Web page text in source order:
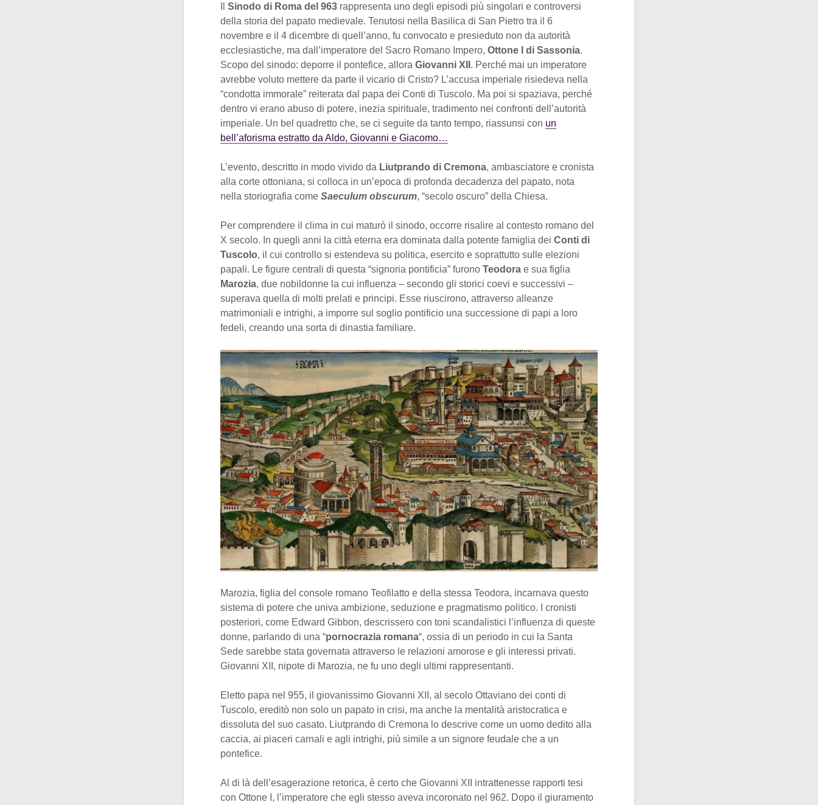
Sinodo di Roma del 963 rappresenta uno degli episodi più singolari e controversi
della storia del papato medievale. Tenutosi nella Basilica di San Pietro tra il 6
novembre e il 4 dicembre di quell’anno, fu convocato e presieduto non da autorità
ecclesiastiche, ma dall’imperatore del Sacro Romano Impero, Ottone I di Sassonia.
Scopo del sinodo: deporre il pontefice, allora Giovanni XII . Perché mai un imperatore
avrebbe voluto mettere da parte il vicario di Cristo? L’accusa imperiale risiedeva nella
“condotta immorale” reiterata dal papa dei Conti di Tuscolo. Ma poi si spaziava, perché
dentro vi erano abuso di potere, inezia spirituale, tradimento nei confronti dell’autorità
imperiale. Un bel quadretto che, se ci seguite da tanto tempo, riassunsi con un
bell’aforisma estratto da Aldo, Giovanni e Giacomo…
L’evento, descritto in modo vivido da Liutprando di Cremona, ambasciatore e cronista
alla corte ottoniana, si colloca in un’epoca di profonda decadenza del papato, nota
nella storiografia come Saeculum obscurum, “secolo oscuro” della Chiesa.
Per comprendere il clima in cui maturò il sinodo, occorre risalire al contesto romano del
X secolo. In quegli anni la città eterna era dominata dalla potente famiglia dei Conti di
Tuscolo, il cui controllo si estendeva su politica, esercito e soprattutto sulle elezioni
papali. Le figure centrali di questa “signoria pontificia” furono Teodora e sua figlia
Marozia, due nobildonne la cui influenza – secondo gli storici coevi e successivi –
superava quella di molti prelati e principi. Esse riuscirono, attraverso alleanze
matrimoniali e intrighi, a imporre sul soglio pontificio una successione di papi a loro
fedeli, creando una sorta di dinastia familiare.
Marozia, figlia del console romano Teofilatto e della stessa Teodora, incarnava questo
sistema di potere che univa ambizione, seduzione e pragmatismo politico. I cronisti
posteriori, come Edward Gibbon, descrissero con toni scandalistici l’influenza di queste
donne, parlando di una “pornocrazia romana“, ossia di un periodo in cui la Santa
Sede sarebbe stata governata attraverso le relazioni amorose e gli interessi privati.
Giovanni XII, nipote di Marozia, ne fu uno degli ultimi rappresentanti.
Eletto papa nel 955, il giovanissimo Giovanni XII, al secolo Ottaviano dei conti di
Tuscolo, ereditò non solo un papato in crisi, ma anche la mentalità aristocratica e
dissoluta del suo casato. Liutprando di Cremona lo descrive come un uomo dedito alla
caccia, ai piaceri carnali e agli intrighi, più simile a un signore feudale che a un
pontefice.
Al di là dell’esagerazione retorica, è certo che Giovanni XII intrattenesse rapporti tesi
con Ottone I, l’imperatore che egli stesso aveva incoronato nel 962. Dopo il giuramento